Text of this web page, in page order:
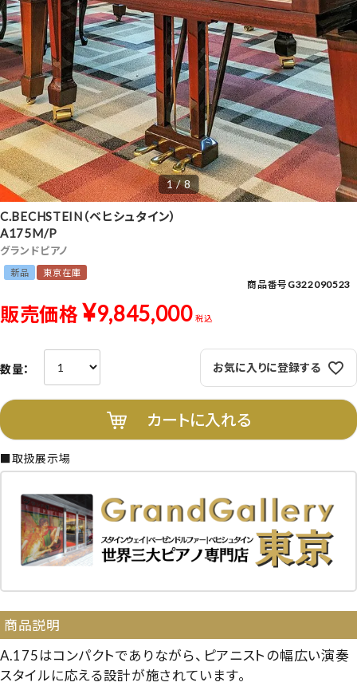
1 / 8
C.BECHSTEIN（ベヒシュタイン）
A175M/P
グランドピアノ
新品 東京在庫
商品番号G322090523
販売価格 ¥9,845,000 税込
お気に入りに登録する
カートに入れる
■取扱展示場
商品説明
A.175はコンパクトでありながら、ピアニストの幅広い演奏
スタイルに応える設計が施されています。